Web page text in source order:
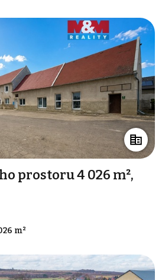
prostoru 4 026 m²,
m²